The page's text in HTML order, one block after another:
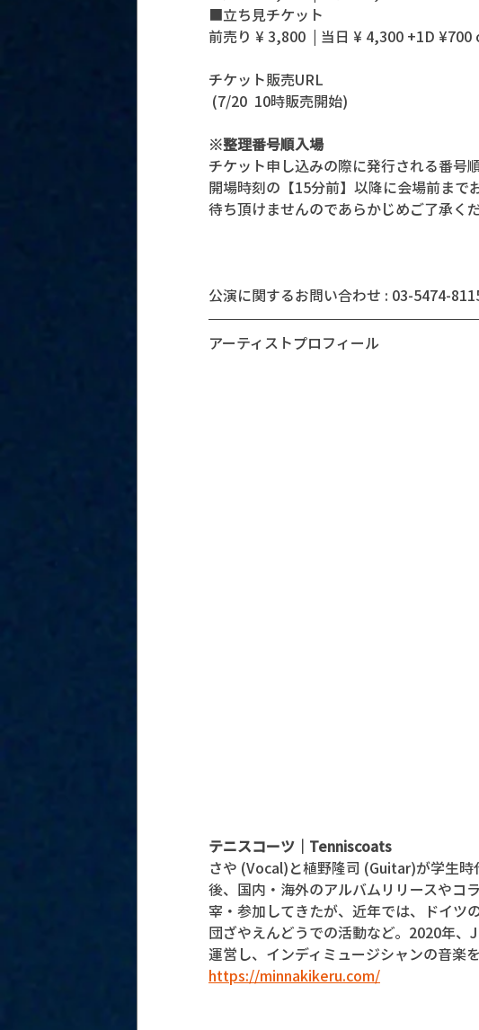
■立ち見チケット
前売り ¥ 3,800  | 当日 ¥ 4,300 +1D
チケット販売URL
(7/20  10時販売開始)
※整理番号順入場
チケット申し込みの際に発行される番号
開場時刻の【15分前】以降に会場前ま
待ち頂けませんのであらかじめご了承くだ
公演に関するお問い合わせ : 03-5474-
アーティストプロフィール
テニスコーツ｜Tenniscoats
さや (Vocal)と植野隆司 (Guitar)が学生
後、国内・海外のアルバムリリースやコ
宰・参加してきたが、近年では、ドイ
団ざやえんどうでの活動など。2020年
運営し、インディミュージシャンの音楽
https://minnakikeru.com/